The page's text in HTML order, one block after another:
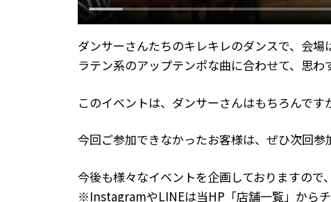
ダンサーさんたちのキレキレのダンスで、会場
ラテン系のアップテンポな曲に合わせて、思
このイベントは、ダンサーさんはもちろんで
今回ご参加できなかったお客様は、ぜひ次回参
今後も様々なイベントを企画しておりますの
※InstagramやLINEは当HP「店舗一覧」から